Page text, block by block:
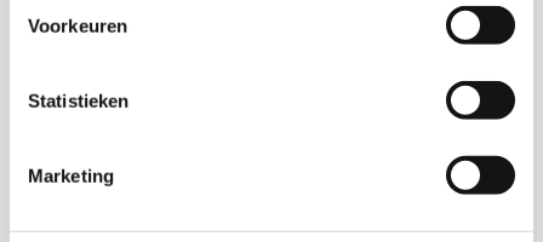
Voorkeuren
Statistieken
Marketing
Senior onderzoeker
Inge Razenberg
Diane Bulsink